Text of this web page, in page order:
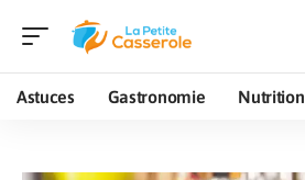
Astuces Gastronomie Nutrition